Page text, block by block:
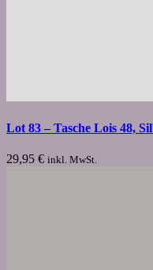
Lot 83 – Tasche Lois 48,
29,95 € inkl. MwSt.